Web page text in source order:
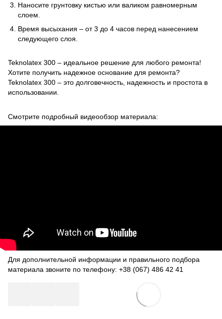
Наносите грунтовку кистью или валиком равномерным
слоем.
Время высыхания – от 3 до 4 часов перед нанесением
следующего слоя.
Teknolatex 300 – идеальное решение для любого ремонта!
Хотите получить надежное основание для ремонта?
Teknolatex 300 – это долговечность, надежность и простота в
использовании.
Смотрите подробный видеообзор материала:
Для дополнительной информации и правильного подбора
материала звоните по телефону: +38 (067) 486 42 41